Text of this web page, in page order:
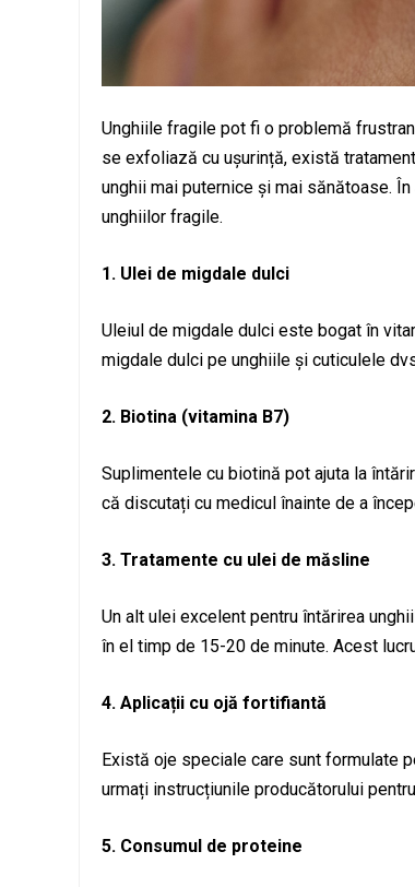
Unghiile fragile pot fi o problemă
se exfoliază cu ușurință, există
unghii mai puternice și mai sănătoase.
unghiilor fragile.
1. Ulei de migdale dulci
Uleiul de migdale dulci este bogat în
migdale dulci pe unghiile și cuticulele
2. Biotina (vitamina B7)
Suplimentele cu biotină pot ajuta la
că discutați cu medicul înainte de a
3. Tratamente cu ulei de măsline
Un alt ulei excelent pentru întărirea
în el timp de 15-20 de minute. Acest
4. Aplicații cu ojă fortifiantă
Există oje speciale care sunt formulate
urmați instrucțiunile producătorului
5. Consumul de proteine